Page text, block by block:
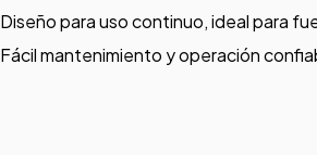
Diseño para uso continuo, ideal para
Fácil mantenimiento y operación